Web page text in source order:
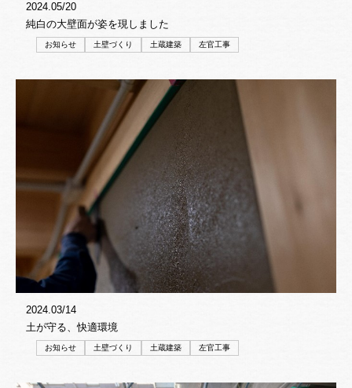
2024.05/20
純白の大壁面が姿を現しました
お知らせ 土壁づくり 土蔵建築 左官工事
2024.03/14
土が守る、快適環境
お知らせ 土壁づくり 土蔵建築 左官工事